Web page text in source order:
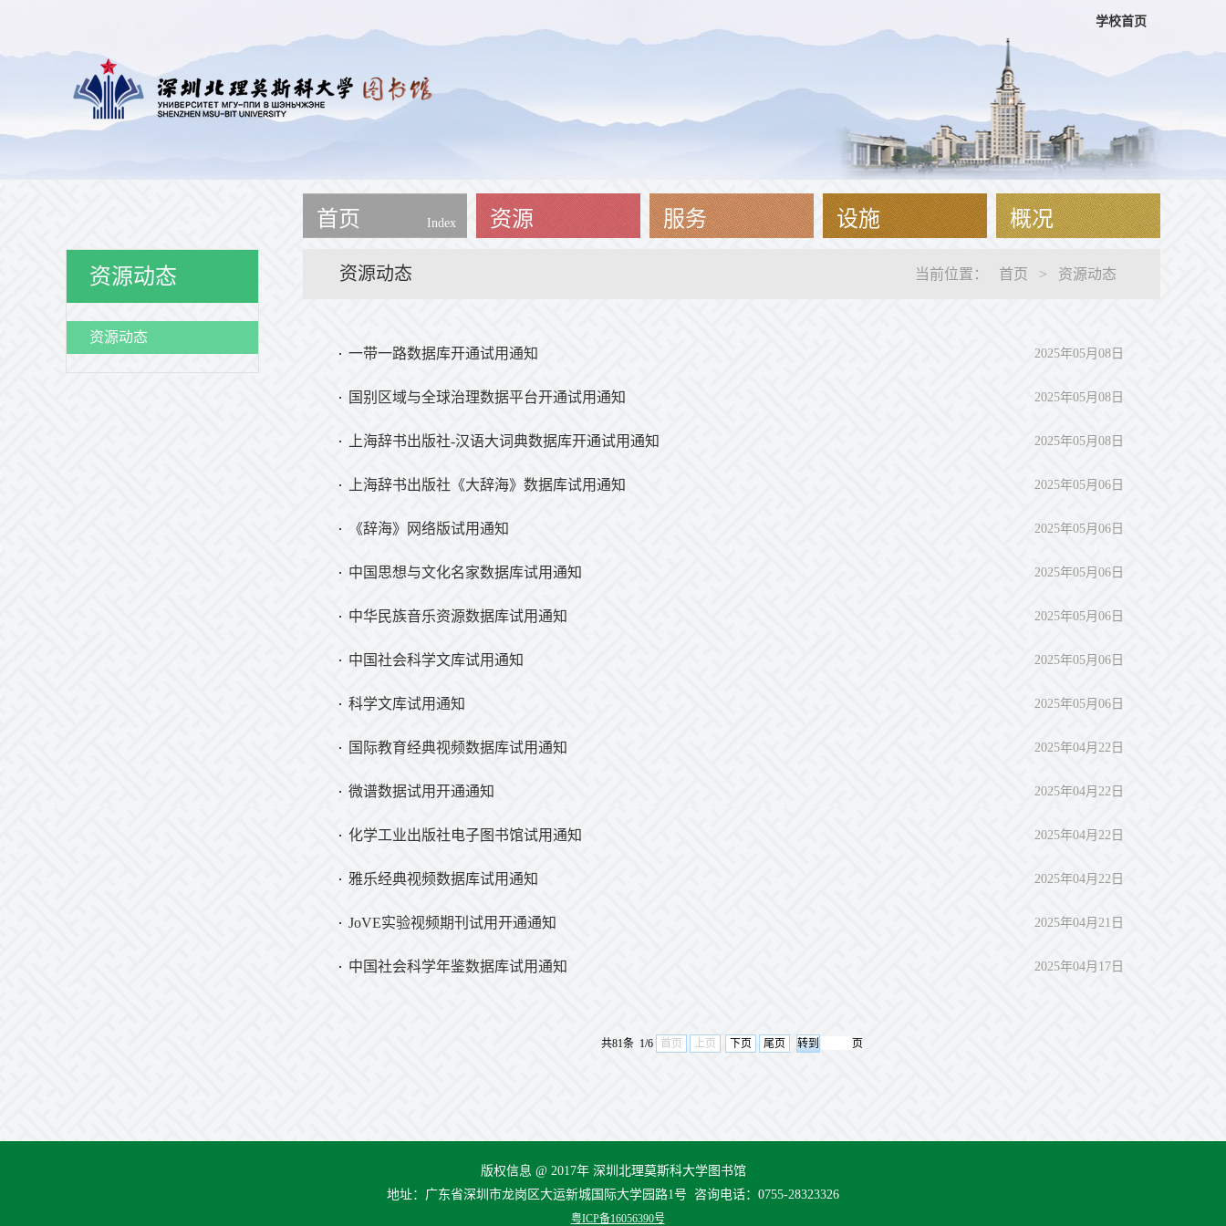
学校首页
首页 Index 资源 服务 设施 概况
资源动态
资源动态
资源动态 当前位置 ： 首页 > 资源动态
一带一路数据库开通试用通知 2025年05月08日
国别区域与全球治理数据平台开通试用通知 2025年05月08日
上海辞书出版社-汉语大词典数据库开通试用通知 2025年05月08日
上海辞书出版社《大辞海》数据库试用通知 2025年05月06日
《辞海》网络版试用通知 2025年05月06日
中国思想与文化名家数据库试用通知 2025年05月06日
中华民族音乐资源数据库试用通知 2025年05月06日
中国社会科学文库试用通知 2025年05月06日
科学文库试用通知 2025年05月06日
国际教育经典视频数据库试用通知 2025年04月22日
微谱数据试用开通通知 2025年04月22日
化学工业出版社电子图书馆试用通知 2025年04月22日
雅乐经典视频数据库试用通知 2025年04月22日
JoVE实验视频期刊试用开通通知 2025年04月21日
中国社会科学年鉴数据库试用通知 2025年04月17日
共81条 1/6 首页 上页 下页 尾页 页
版权信息 @ 2017年 深圳北理莫斯科大学图书馆
地址：广东省深圳市龙岗区大运新城国际大学园路1号 咨询电话：0755-28323326
粤ICP备16056390号